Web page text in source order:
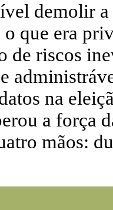
demolir
o que era
de riscos
na
a força
mãos: